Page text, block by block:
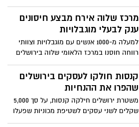
המשואות בשנה שעברה, ריינה אביטבול,
"המתנדבת המיתולוגית" משערי צדק,
התחסנה נגד הקורונה: "מקווה שכולם יראו
מרכז שלוה אירח מבצע חיסונים
ענק לבעלי מוגבלויות
למעלה מ-1000 אנשים עם מוגבלויות וצוותי
רווחה חוסנו במרכז הלאומי שלוה בירושלים
קנסות חולקו לעסקים בירושלים
שהפרו את ההנחיות
משטרת ירושלים חילקה קנסות, על סך 5,000
שקלים לשני עסקים לשטיפת מכוניות שפעלו
בירושלים בניגוד להנחיות. בנוסף, במבשרת